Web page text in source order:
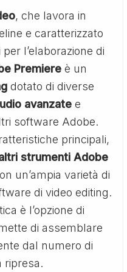
, che lavora in
e caratterizzato
l’elaborazione di
Premiereè un
dotato di diverse
avanzate e
software Adobe.
principali,
strumenti Adobe
un’ampia varietà di
di video editing.
è l’opzione di
di assemblare
dal numero di
ripresa.